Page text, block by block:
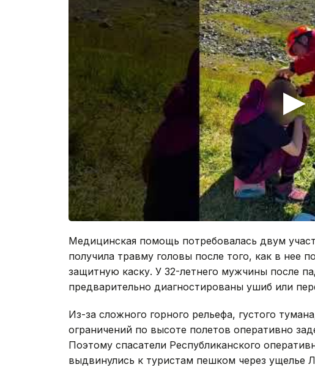
Медицинская помощь потребовалась двум
получила травму головы после того, как в нее
защитную каску. У 32-летнего мужчины после
предварительно диагностированы ушиб или
Из-за сложного горного рельефа, густого
ограничений по высоте полетов оперативно
Поэтому спасатели Республиканского
выдвинулись к туристам пешком через ущелье